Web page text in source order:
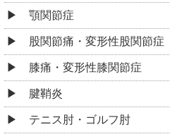
顎関節症
股関節痛・変形性股関節症
膝痛・変形性膝関節症
腱鞘炎
テニス肘・ゴルフ肘